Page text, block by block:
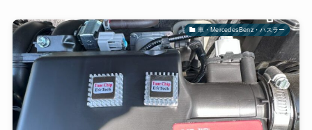
車・MercedesBenz・ハスラー